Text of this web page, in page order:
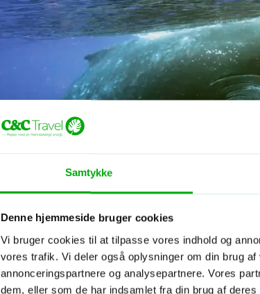
Samtykke
Denne hjemmeside bruger cookies
Vi bruger cookies til at tilpasse vores indhold og
vores trafik. Vi deler også oplysninger om din brug
annonceringspartnere og analysepartnere. Vores
dem, eller som de har indsamlet fra din brug af deres